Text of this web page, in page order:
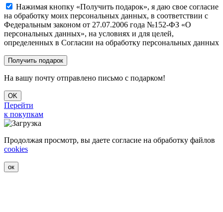
Нажимая кнопку «Получить подарок», я даю свое согласие
на обработку моих персональных данных, в соответствии с
Федеральным законом от 27.07.2006 года №152-ФЗ «О
персональных данных», на условиях и для целей,
определенных в Согласии на обработку персональных данных
На вашу почту отправлено письмо с подарком!
OK
Перейти
к покупкам
Продолжая просмотр, вы даете согласие на обработку файлов
cookies
ок